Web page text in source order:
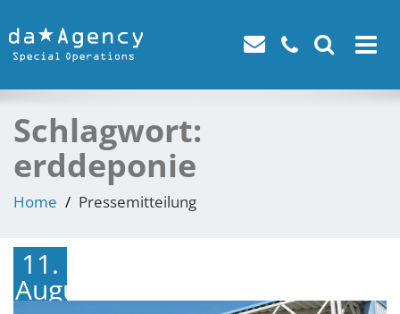
Toggle
Schlagwort:
erddeponie
Home Pressemitteilung
11.
August